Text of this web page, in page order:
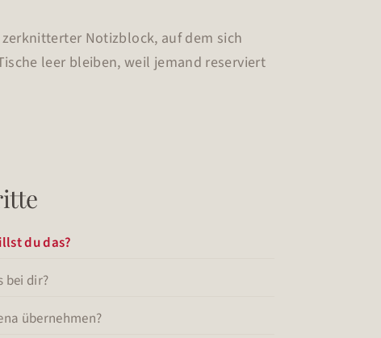
Notizblock, auf dem sich
leer bleiben, weil jemand reserviert
du das?
bei dir?
übernehmen?